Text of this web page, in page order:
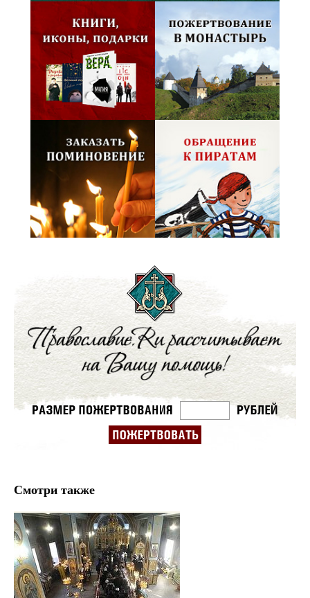
Смотри также